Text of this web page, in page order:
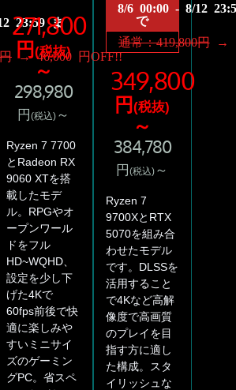
23:59 ま
→ 46,000 円OFF!!
271,800
円 (税抜)
～
298,980
円 (税込)～
Ryzen 7 7700
とRadeon RX
9060 XTを搭
載したモデ
ル。RPGやオ
ープンワール
ドをフル
HD~WQHD、
設定を少し下
げた4Kで
60fps前後で快
適に楽しみや
すいミニサイ
ズのゲーミン
グPC。省スペ
8/6 00:00 - 8/12
で
通常：419,800円→
349,800
円(税抜)
～
384,780
円(税込) ～
Ryzen 7
9700XとRTX
5070を組み合
わせたモデル
です。DLSSを
活用すること
で4Kなど高解
像度で高画質
のプレイを目
指す方に適し
た構成。スタ
イリッシュな